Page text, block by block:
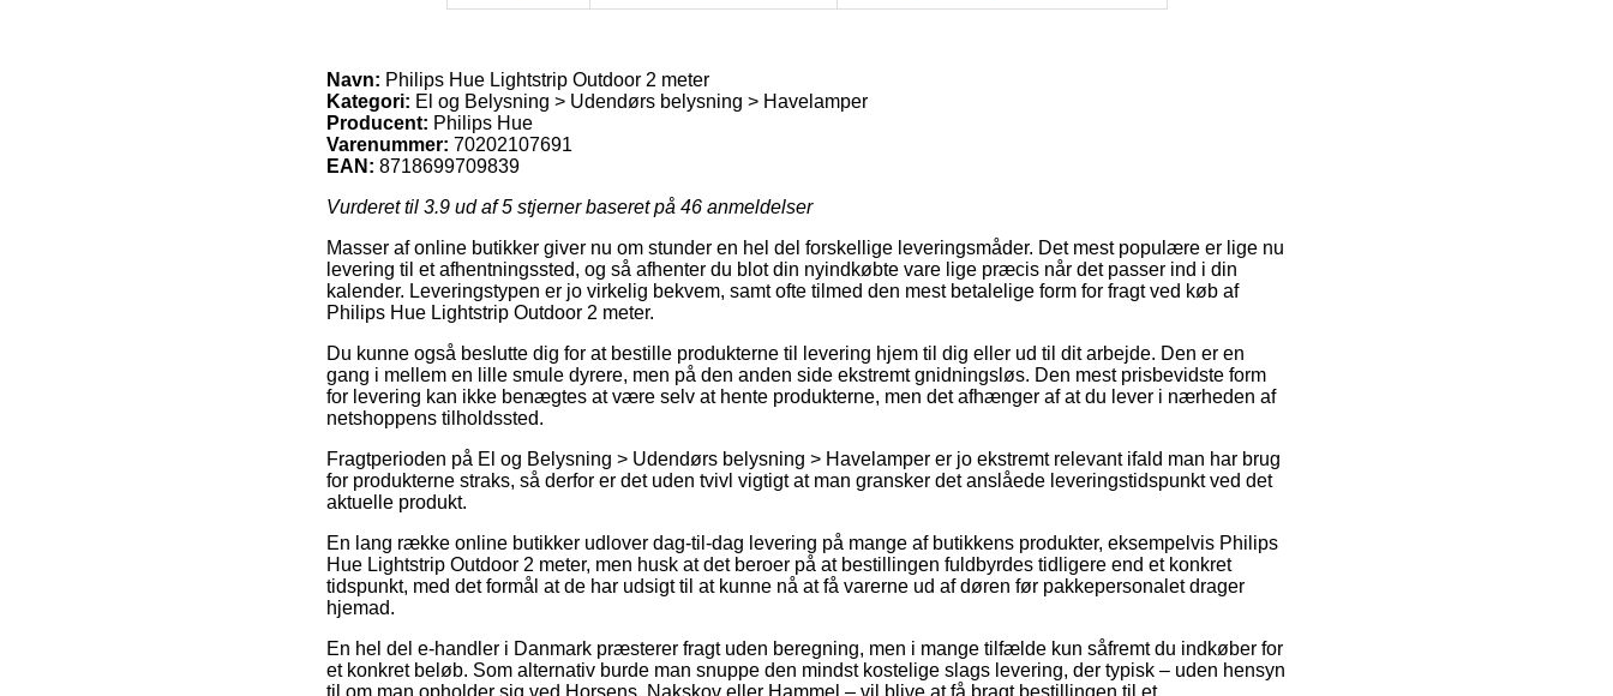
Navn: Philips Hue Lightstrip Outdoor 2 meter
Kategori: El og Belysning > Udendørs belysning > Havelamper
Producent: Philips Hue
Varenummer: 70202107691
EAN: 8718699709839
Vurderet til 3.9 ud af 5 stjerner baseret på 46 anmeldelser
Masser af online butikker giver nu om stunder en hel del forskellige leveringsmåder. Det mest populære er lige nu
levering til et afhentningssted, og så afhenter du blot din nyindkøbte vare lige præcis når det passer ind i din
kalender. Leveringstypen er jo virkelig bekvem, samt ofte tilmed den mest betalelige form for fragt ved køb af
Philips Hue Lightstrip Outdoor 2 meter.
Du kunne også beslutte dig for at bestille produkterne til levering hjem til dig eller ud til dit arbejde. Den er en
gang i mellem en lille smule dyrere, men på den anden side ekstremt gnidningsløs. Den mest prisbevidste form
for levering kan ikke benægtes at være selv at hente produkterne, men det afhænger af at du lever i nærheden af
netshoppens tilholdssted.
Fragtperioden på El og Belysning > Udendørs belysning > Havelamper er jo ekstremt relevant ifald man har brug
for produkterne straks, så derfor er det uden tvivl vigtigt at man gransker det anslåede leveringstidspunkt ved det
aktuelle produkt.
En lang række online butikker udlover dag-til-dag levering på mange af butikkens produkter, eksempelvis Philips
Hue Lightstrip Outdoor 2 meter, men husk at det beroer på at bestillingen fuldbyrdes tidligere end et konkret
tidspunkt, med det formål at de har udsigt til at kunne nå at få varerne ud af døren før pakkepersonalet drager
hjemad.
En hel del e-handler i Danmark præsterer fragt uden beregning, men i mange tilfælde kun såfremt du indkøber for
et konkret beløb. Som alternativ burde man snuppe den mindst kostelige slags levering, der typisk – uden hensyn
til om man opholder sig ved Horsens, Nakskov eller Hammel – vil blive at få bragt bestillingen til et